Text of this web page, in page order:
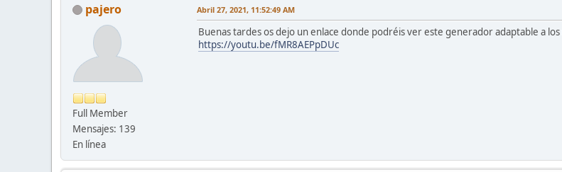
pajero
Full Member
Mensajes: 139
En línea
Abril 27, 2021, 11:52:49 AM
Buenas tardes os dejo un enlace donde podréis ver este generador adaptable a los
https://youtu.be/fMR8AEPpDUc